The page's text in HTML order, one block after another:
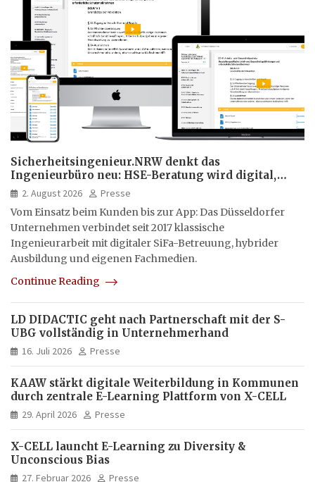
Sicherheitsingenieur.NRW denkt das
Ingenieurbüro neu: HSE-Beratung wird digital,
hybrid und multimedial
2. August 2026
Presse
Vom Einsatz beim Kunden bis zur App: Das Düsseldorfer
Unternehmen verbindet seit 2017 klassische
Ingenieurarbeit mit digitaler SiFa-Betreuung, hybrider
Ausbildung und eigenen Fachmedien.
Continue Reading
LD DIDACTIC geht nach Partnerschaft mit der S-
UBG vollständig in Unternehmerhand
16. Juli 2026 Presse
KAAW stärkt digitale Weiterbildung in Kommunen
durch zentrale E-Learning Plattform von X-CELL
29. April 2026 Presse
X-CELL launcht E-Learning zu Diversity &
Unconscious Bias
27. Februar 2026 Presse